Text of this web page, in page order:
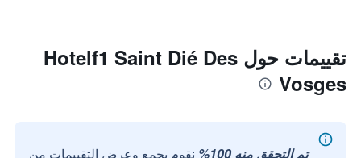
تقييمات حول Hotelf1 Saint Dié Des
Vosges
تم التحقق منه 100% نقوم بجمع وعرض التقييمات من